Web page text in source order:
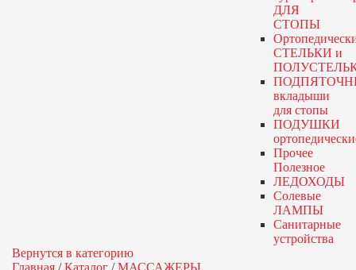
ДЛЯ
СТОПЫ
СТЕЛЬКИ и
вкладыши
для стопы
ПОДУШКИ
Прочее
Полезное
ЛЕДОХОДЫ
Солевые
ЛАМПЫ
Санитарные
устройства
Вернутся в категорию
Главная /Каталог /МАССАЖЕРЫ.